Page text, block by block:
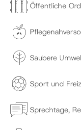
Öffentliche
Saubere
Sport und
Sprechtage,